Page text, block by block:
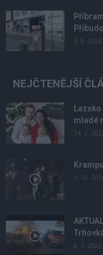
3. 8. 2026
NEJČTENĚJŠÍ
mladé
14. 2.
2. 12.
8. 7. 2023